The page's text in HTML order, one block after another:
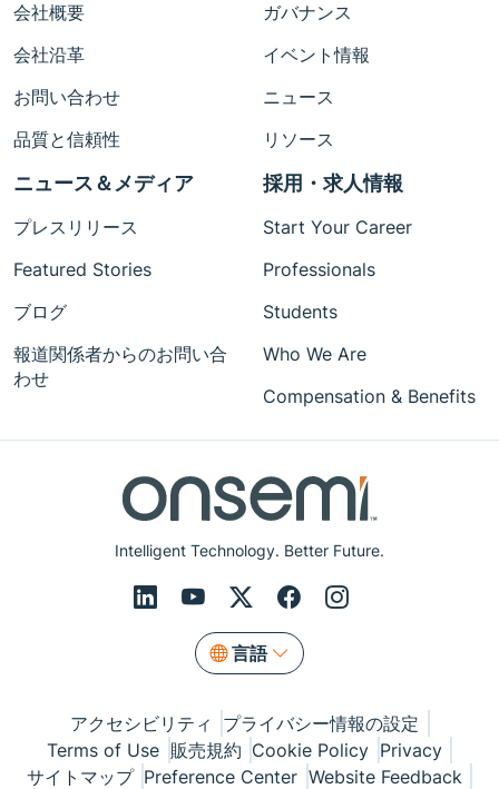
Intelligent Technology. Better Future.
言語
会社概要
会社沿革
お問い合わせ
品質と信頼性
ガバナンス
イベント情報
ニュース
リソース
ニュース＆メディア
プレスリリース
Featured Stories
ブログ
報道関係者からのお問い合
わせ
採用・求人情報
Start Your Career
Professionals
Students
Who We Are
Compensation & Benefits
アクセシビリティ
プライバシー情報の設定
Terms of Use 販売規約 Cookie Policy Privacy
サイトマップ Preference Center Website Feedback